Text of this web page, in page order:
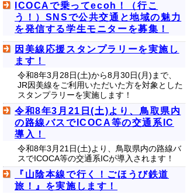
ICOCAで乗ってecoh！（行こ
う！）SNSで公共交通と地域の魅力
を発信する学生モニターを募集！
因美線応援スタンプラリーを実施し
ます！
令和8年3月28日(土)から8月30日(月)まで、
JR因美線をご利用いただいた方を対象とした
スタンプラリーを実施します！
令和8年3月21日(土)より、鳥取県内
の路線バスでICOCA等の交通系IC
導入！
令和8年3月21日(土)より、鳥取県内の路線バ
スでICOCA等の交通系ICが導入されます！
『山陰本線で行く！ごほうび鉄道
旅！』を実施します！